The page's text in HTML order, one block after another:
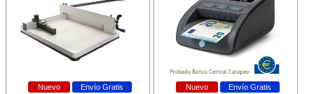
Envío Gratis
Nuevo Envío Gratis
Nuevo